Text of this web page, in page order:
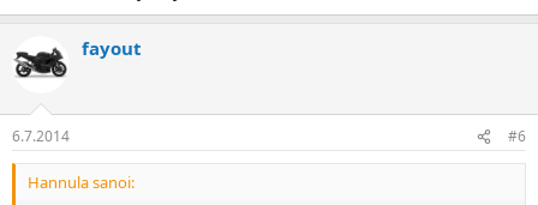
fayout
6.7.2014 #6
Hannula sanoi: